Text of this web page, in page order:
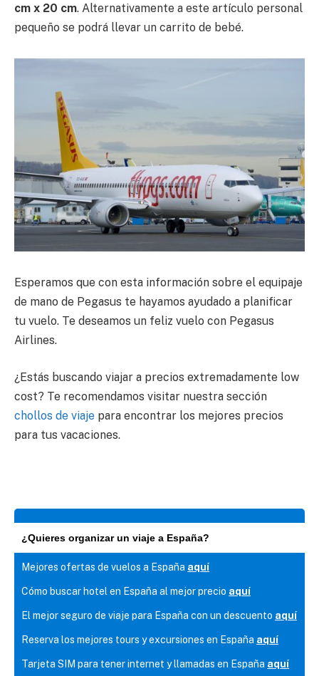
cm x 20 cm. Alternativamente a este artículo personal
pequeño se podrá llevar un carrito de bebé.
Esperamos que con esta información sobre el equipaje
de mano de Pegasus te hayamos ayudado a planificar
tu vuelo. Te deseamos un feliz vuelo con Pegasus
Airlines.
¿Estás buscando viajar a precios extremadamente low
cost? Te recomendamos visitar nuestra sección
chollos de viaje para encontrar los mejores precios
para tus vacaciones.
¿Quieres organizar un viaje a España?
Mejores ofertas de vuelos a España aquí
Cómo buscar hotel en España al mejor precio aquí
El mejor seguro de viaje para España con un descuento aquí
Reserva los mejores tours y excursiones en España aquí
Tarjeta SIM para tener internet y llamadas en España aquí